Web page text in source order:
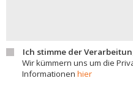
Ich stimme der
Wir kümmern uns um die
Informationen hier